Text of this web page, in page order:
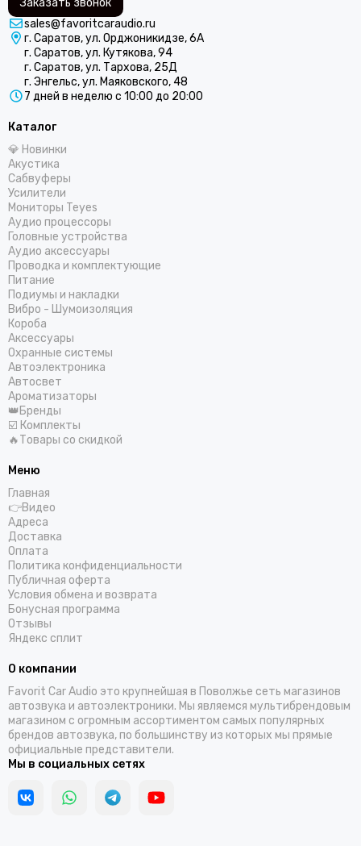
Заказать звонок
sales@favoritcaraudio.ru
г. Саратов, ул. Орджоникидзе, 6А
г. Саратов, ул. Кутякова, 94
г. Саратов, ул. Тархова, 25Д
г. Энгельс, ул. Маяковского, 48
7 дней в неделю с 10:00 до 20:00
Каталог
💎 Новинки
Акустика
Сабвуферы
Усилители
Мониторы Teyes
Аудио процессоры
Головные устройства
Аудио аксессуары
Проводка и комплектующие
Питание
Подиумы и накладки
Вибро - Шумоизоляция
Короба
Аксессуары
Охранные системы
Автоэлектроника
Автосвет
Ароматизаторы
👑Бренды
☑️ Комплекты
🔥Товары со скидкой
Меню
Главная
👉Видео
Адреса
Доставка
Оплата
Политика конфиденциальности
Публичная оферта
Условия обмена и возврата
Бонусная программа
Отзывы
Яндекс сплит
О компании
Favorit Car Audio это крупнейшая в Поволжье сеть магазинов
автозвука и автоэлектроники. Мы являемся мультибрендовым
магазином с огромным ассортиментом самых популярных
брендов автозвука, по большинству из которых мы прямые
официальные представители.
Мы в социальных сетях